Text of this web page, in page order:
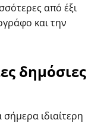
από έξι
και την
δημόσιες
ιδιαίτερη